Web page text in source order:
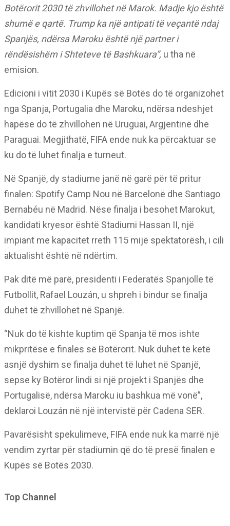
Botërorit 2030 të zhvillohet në Marok. Madje kjo është
shumë e qartë. Trump ka një antipati të veçantë ndaj
Spanjës, ndërsa Maroku është një partner i
rëndësishëm i Shteteve të Bashkuara”, u tha në
emision.
Edicioni i vitit 2030 i Kupës së Botës do të organizohet
nga Spanja, Portugalia dhe Maroku, ndërsa ndeshjet
hapëse do të zhvillohen në Uruguai, Argjentinë dhe
Paraguai. Megjithatë, FIFA ende nuk ka përcaktuar se
ku do të luhet finalja e turneut.
Në Spanjë, dy stadiume janë në garë për të pritur
finalen: Spotify Camp Nou në Barcelonë dhe Santiago
Bernabéu në Madrid. Nëse finalja i besohet Marokut,
kandidati kryesor është Stadiumi Hassan II, një
impiant me kapacitet rreth 115 mijë spektatorësh, i cili
aktualisht është në ndërtim.
Pak ditë më parë, presidenti i Federatës Spanjolle të
Futbollit, Rafael Louzán, u shpreh i bindur se finalja
duhet të zhvillohet në Spanjë.
“Nuk do të kishte kuptim që Spanja të mos ishte
mikpritëse e finales së Botërorit. Nuk duhet të ketë
asnjë dyshim se finalja duhet të luhet në Spanjë,
sepse ky Botëror lindi si një projekt i Spanjës dhe
Portugalisë, ndërsa Maroku iu bashkua më vonë”,
deklaroi Louzán në një intervistë për Cadena SER.
Pavarësisht spekulimeve, FIFA ende nuk ka marrë një
vendim zyrtar për stadiumin që do të presë finalen e
Kupës së Botës 2030.
Top Channel